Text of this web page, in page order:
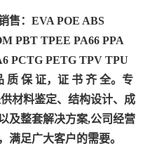
售：EVA POE ABS
PBT TPEE PA66 PPA
PCTG PETG TPV TPU
质 保 证，证 书 齐 全。专
材料鉴定、结构设计、成
及整套解决方案,公司经营
满足广大客户的需要。